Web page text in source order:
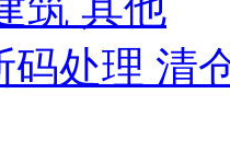
码处理 清